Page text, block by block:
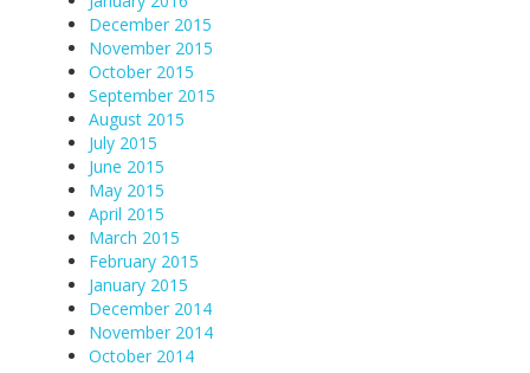
December 2015
November 2015
October 2015
September 2015
August 2015
July 2015
June 2015
May 2015
April 2015
March 2015
February 2015
January 2015
December 2014
November 2014
October 2014